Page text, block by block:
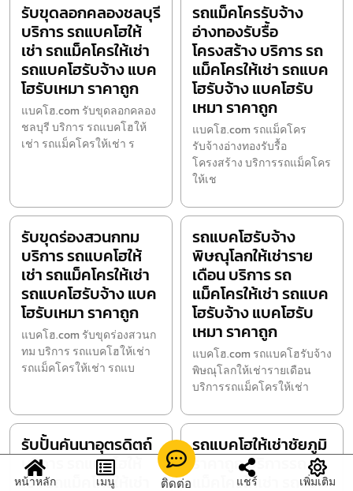
รับขุดลอกคลองชลบุรี
บริการ รถแบคโฮให้
เช่า รถแม็คโครให้เช่า
รถแบคโฮรับจ้าง แบค
โฮรับเหมา ราคาถูก
แบคโฮ.com รับขุดลอกคลอง
ชลบุรี บริการ รถแบคโฮให้
เช่า รถแม็คโครให้เช่า ร
รถแม็คโครรับจ้าง
อ่างทองรับรื้อ
โครงสร้าง บริการ รถ
แม็คโครให้เช่า รถแบค
โฮรับจ้าง แบคโฮรับ
เหมา ราคาถูก
แบคโฮ.com รถแม็คโคร
รับจ้างอ่างทองรับรื้อ
โครงสร้าง บริการรถแม็คโคร
ให้เช
รับขุดร่องสวนกทม
บริการ รถแบคโฮให้
เช่า รถแม็คโครให้เช่า
รถแบคโฮรับจ้าง แบค
โฮรับเหมา ราคาถูก
แบคโฮ.com รับขุดร่องสวนก
ทม บริการ รถแบคโฮให้เช่า
รถแม็คโครให้เช่า รถแบ
รถแบคโฮรับจ้าง
พิษณุโลกให้เช่าราย
เดือน บริการ รถ
แม็คโครให้เช่า รถแบค
โฮรับจ้าง แบคโฮรับ
เหมา ราคาถูก
แบคโฮ.com รถแบคโฮรับจ้าง
พิษณุโลกให้เช่ารายเดือน
บริการรถแม็คโครให้เช่า
รับปั้นคันนาอุตรดิตถ์
บริการ รถแบคโฮให้
เช่า รถแม็คโครให้เช่า
รถแบคโฮให้เช่าชัยภูมิ
ราคาถูก บริการรถ
แม็คโครให้เช่า รถแบค
หน้าหลัก เมนู ติดต่อ แชร์ เพิ่มเติม